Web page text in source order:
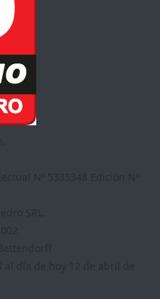
Nº 5335348 Edición Nº
SRL.
al día de hoy 12 de abril de